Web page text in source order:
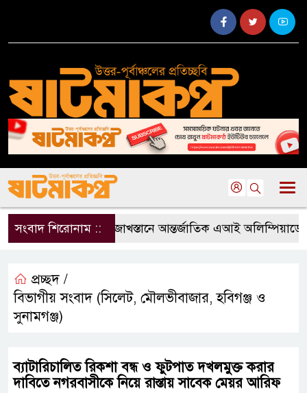
সংবাদ শিরোনাম ::কাজাখস্তানে আন্তর্জাতিক এআই অলিম্পিয়াডে
প্রচ্ছদ /
বিভাগীয় সংবাদ (সিলেট, মৌলভীবাজার, হবিগঞ্জ ও
সুনামগঞ্জ)
ব্যাটারিচালিত রিকশা বন্ধ ও ফুটপাত দখলমুক্ত করার
দাবিতে নগরবাসীকে নিয়ে রাস্তায় সাবেক মেয়র আরিফ